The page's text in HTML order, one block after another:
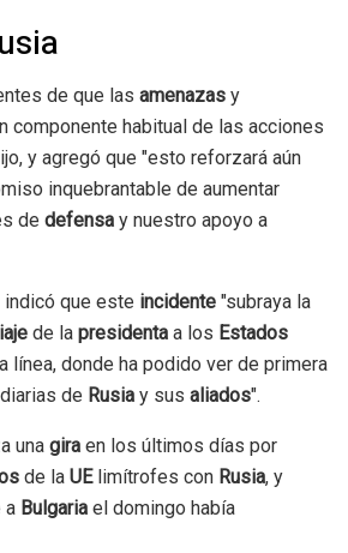
de que las amenazas y
componente habitual de las acciones
y agregó que "esto reforzará aún
inquebrantable de aumentar
de defensa y nuestro apoyo a
que este incidente "subraya la
de la presidenta a los Estados
línea, donde ha podido ver de primera
diarias de Rusia y sus aliados".
una gira en los últimos días por
de la UElimítrofes con Rusia, y
a Bulgaria el domingo había